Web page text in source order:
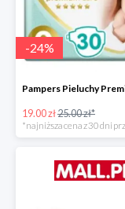
-24%
19.00 zł25.00 zł*